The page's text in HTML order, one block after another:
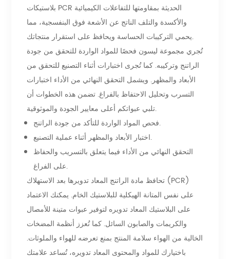
بلاستيكات PCR الحديثة بمقاومتها للتفاعلات الكيميائية
والأكسدة والتلف الناتج عن الأشعة فوق البنفسجية، مما
يحمي التركيبات الحساسة ويحافظ على استقرار منتجاتك.
تُجري مجموعة ليسون فحصًا للمواد الواردة للتحقق من جودة
الراتنج وتركيبه. كما تُجرى اختبارات أثناء التصنيع للتحقق من
الأبعاد والمظهر. ويشمل التحقق النهائي من الأداء اختبارات
التسرب وتحليل الاحتفاظ بالفراغ. تضمن هذه الخطوات أن
تلبي عبواتكم أعلى معايير الجودة والموثوقية.
فحص المواد الواردة للتأكد من جودة الراتنج.
اختبار الأبعاد والمظهر أثناء عملية التصنيع.
التحقق النهائي من الأداء فيما يتعلق بالتسريب والحفاظ
على الفراغ.
تحافظ مادة الراتنج المعاد تدويرها بعد الاستهلاك (PCR)
على نفس المتانة الهيكلية للبلاستيك الخام. يمكنك الاعتماد
على البلاستيك المعاد تدويره لتوفير عبوات متينة للأمصال
والكريمات والصابون السائل. كما تُعزز أنظمة المضخات
الخالية من الهواء سلامة المنتج بمنع تعرضه للهواء والملوثات.
باختيارك للمواد والمحتوى المعاد تدويره، تُساعد علامتك